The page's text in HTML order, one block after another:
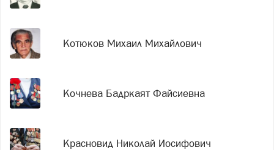
Котюков Михаил Михайлович
Кочнева Бадркаят Файсиевна
Красновид Николай Иосифович